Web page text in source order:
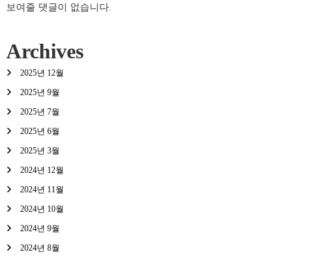
보여줄 댓글이 없습니다.
Archives
2025년 12월
2025년 9월
2025년 7월
2025년 6월
2025년 3월
2024년 12월
2024년 11월
2024년 10월
2024년 9월
2024년 8월